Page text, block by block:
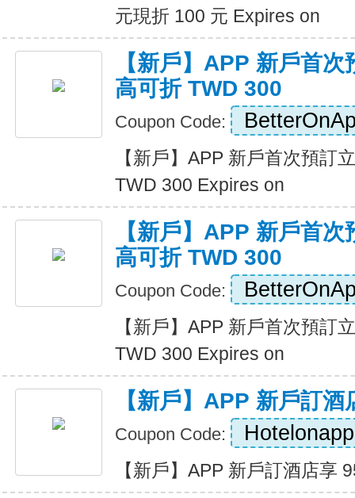
元現折 100 元 Expires on
【新戶】APP 新戶首
高可折 TWD 300
Coupon Code:
【新戶】APP 新戶首次預訂
TWD 300 Expires on
【新戶】APP 新戶首
高可折 TWD 300
Coupon Code:
【新戶】APP 新戶首次預訂
TWD 300 Expires on
【新戶】APP 新戶訂
Coupon Code: Hotelonapp
【新戶】APP 新戶訂酒店享